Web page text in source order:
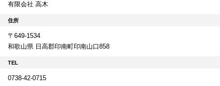
有限会社 高木
住所
〒649-1534
和歌山県 日高郡印南町印南山口858
TEL
0738-42-0715